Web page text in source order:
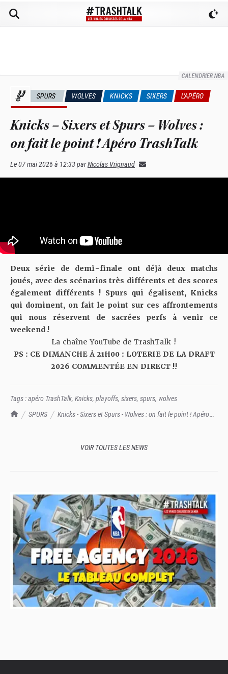
CALENDRIER NBA
TrashTalk Actu NBA
SPURS
Knicks - Sixers et Spurs - Wolves : on fait le point ! Apéro
SPURS WOLVES KNICKS SIXERS
L'APÉRO
Knicks – Sixers et Spurs – Wolves :
on fait le point ! Apéro TrashTalk
Le07 mai 2026 à 12:33parNicolas Vrignaud
Deux série de demi-finale ont déjà deux matchs
joués, avec des scénarios très différents et des scores
également différents ! Spurs qui égalisent, Knicks
qui dominent, on fait le point sur ces affrontements
qui nous réservent de sacrées perfs à venir ce
weekend !
La chaîne YouTube de TrashTalk !
PS : CE DIMANCHE À 21H00 : LOTERIE DE LA DRAFT
2026 COMMENTÉE EN DIRECT !!
Tags :apéro TrashTalk, Knicks, playoffs, sixers, spurs, wolves
VOIR TOUTES LES NEWS